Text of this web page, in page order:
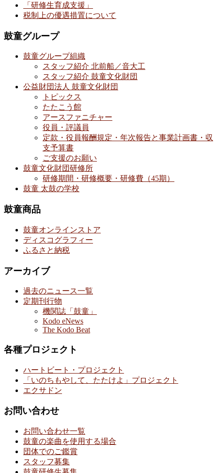
「研修生育成支援」
税制上の優遇措置について
鼓童グループ
鼓童グループ組織
スタッフ紹介 北前船／音大工
スタッフ紹介 鼓童文化財団
公益財団法人 鼓童文化財団
トピックス
たたこう館
アースファニチャー
役員・評議員
定款・役員報酬規定・年次報告と事業計画書・収
支予算書
ご支援のお願い
鼓童文化財団研修所
研修期間・研修概要・研修費（45期）
鼓童 太鼓の学校
鼓童商品
鼓童オンラインストア
ディスコグラフィー
ふるさと納税
アーカイブ
過去のニュース一覧
定期刊行物
機関誌「鼓童」
Kodo eNews
The Kodo Beat
各種プロジェクト
ハートビート・プロジェクト
「いのちもやして、たたけよ」プロジェクト
エクサドン
お問い合わせ
お問い合わせ一覧
鼓童の楽曲を使用する場合
団体でのご鑑賞
スタッフ募集